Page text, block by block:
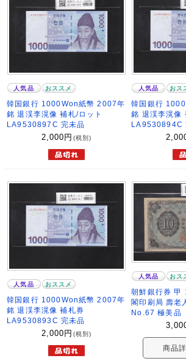
人気品 おススメ
韓国銀行 1000Won紙幣 2007年
銘 退渓李滉像 補札/ロット
LA9530897C 完未品
2,000 円 (税別)
人気品 おス
韓国銀行
銘 退渓李滉像
LA9530894C
人気品 おススメ
韓国銀行 1000Won紙幣 2007年
銘 退渓李滉像 補札券
LA9530893C 完未品
2,000 円 (税別)
人気品 おス
朝鮮銀行券 甲
閣印刷局 壽老
No.67 極美品
商品